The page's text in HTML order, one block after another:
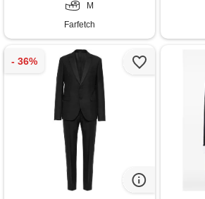
M
Farfetch